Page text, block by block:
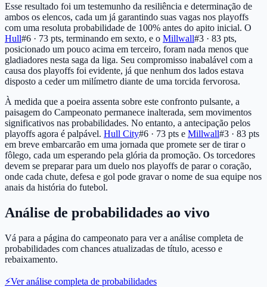
Esse resultado foi um testemunho da resiliência e determinação de
ambos os elencos, cada um já garantindo suas vagas nos playoffs
com uma resoluta probabilidade de 100% antes do apito inicial. O
Hull#6 · 73 pts, terminando em sexto, e o Millwall#3 · 83 pts,
posicionado um pouco acima em terceiro, foram nada menos que
gladiadores nesta saga da liga. Seu compromisso inabalável com a
causa dos playoffs foi evidente, já que nenhum dos lados estava
disposto a ceder um milímetro diante de uma torcida fervorosa.
À medida que a poeira assenta sobre este confronto pulsante, a
paisagem do Campeonato permanece inalterada, sem movimentos
significativos nas probabilidades. No entanto, a antecipação pelos
playoffs agora é palpável. Hull City#6 · 73 pts e Millwall#3 · 83 pts
em breve embarcarão em uma jornada que promete ser de tirar o
fôlego, cada um esperando pela glória da promoção. Os torcedores
devem se preparar para um duelo nos playoffs de parar o coração,
onde cada chute, defesa e gol pode gravar o nome de sua equipe nos
anais da história do futebol.
Análise de probabilidades ao vivo
Vá para a página do campeonato para ver a análise completa de
probabilidades com chances atualizadas de título, acesso e
rebaixamento.
⚡Ver análise completa de probabilidades